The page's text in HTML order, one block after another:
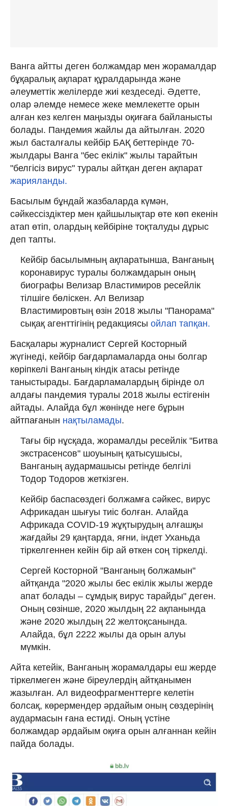
Ванга айтты деген болжамдар мен жорамалдар
бұқаралық ақпарат құралдарында және
әлеуметтік желілерде жиі кездеседі. Әдетте,
олар әлемде немесе жеке мемлекетте орын
алған кез келген маңызды оқиғаға байланысты
болады. Пандемия жайлы да айтылған. 2020
жыл басталғалы кейбір БАҚ беттерінде 70-
жылдары Ванга "бес екілік" жылы тарайтын
"белгісіз вирус" туралы айтқан деген ақпарат
жарияланды.
Басылым бұндай жазбаларда күмән,
сәйкессіздіктер мен қайшылықтар өте көп екенін
атап өтіп, олардың кейбіріне тоқталуды дұрыс
деп тапты.
Кейбір басылымның ақпаратынша, Ванганың
коронавирус туралы болжамдарын оның
биографы Велизар Властимиров ресейлік
тілшіге бөліскен. Ал Велизар
Властимировтың өзін 2018 жылы "Панорама"
сықақ агенттігінің редакциясы ойлап тапқан.
Басқалары журналист Сергей Косторный
жүгінеді, кейбір бағдарламаларда оны болгар
көріпкелі Ванганың кіндік атасы ретінде
таныстырады. Бағдарламалардың бірінде ол
алдағы пандемия туралы 2018 жылы естігенін
айтады. Алайда бұл жөнінде неге бұрын
айтпағанын нақтыламады.
Тағы бір нұсқада, жорамалды ресейлік "Битва
экстрасенсов" шоуының қатысушысы,
Ванганың аудармашысы ретінде белгілі
Тодор Тодоров жеткізген.
Кейбір баспасөздегі болжамға сәйкес, вирус
Африкадан шығуы тиіс болған. Алайда
Африкада COVID-19 жұқтырудың алғашқы
жағдайы 29 қаңтарда, яғни, індет Уханьда
тіркелгеннен кейін бір ай өткен соң тіркелді.
Сергей Косторной "Ванганың болжамын"
айтқанда "2020 жылы бес екілік жылы жерде
апат болады – сұмдық вирус тарайды" деген.
Оның сөзінше, 2020 жылдың 22 ақпанында
және 2020 жылдың 22 желтоқсанында.
Алайда, бұл 2222 жылы да орын алуы
мүмкін.
Айта кетейік, Ванганың жорамалдары еш жерде
тіркелмеген және біреулердің айтқанымен
жазылған. Ал видеофрагменттерге келетін
болсақ, көрермендер әрдайым оның сөздерінің
аудармасын ғана естиді. Оның үстіне
болжамдар әрдайым оқиға орын алғаннан кейін
пайда болады.